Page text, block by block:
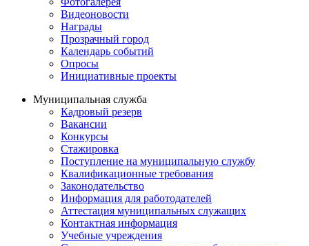
Видеоновости
Награды
Прозрачный город
Календарь событий
Опросы
Инициативные проекты
Муниципальная служба
Кадровый резерв
Вакансии
Конкурсы
Стажировка
Поступление на муниципальную службу
Квалификационные требования
Законодательство
Информация для работодателей
Аттестация муниципальных служащих
Контактная информация
Учебные учреждения